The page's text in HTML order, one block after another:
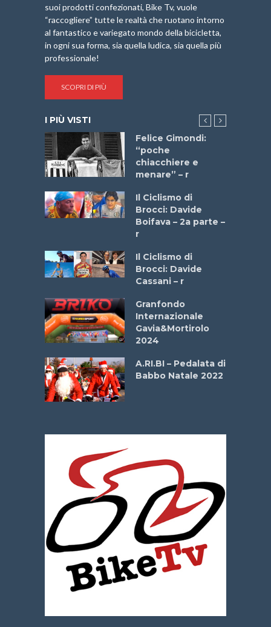
suoi prodotti confezionati, Bike Tv, vuole
“raccogliere” tutte le realtà che ruotano intorno
al fantastico e variegato mondo della bicicletta,
in ogni sua forma, sia quella ludica, sia quella più
professionale!
SCOPRI DI PIÙ
I PIÙ VISTI
Felice Gimondi:
“poche
chiacchiere e
menare” – r
Il Ciclismo di
Brocci: Davide
Boifava – 2a parte –
r
Il Ciclismo di
Brocci: Davide
Cassani – r
Granfondo
Internazionale
Gavia&Mortirolo
2024
A.RI.BI – Pedalata di
Babbo Natale 2022